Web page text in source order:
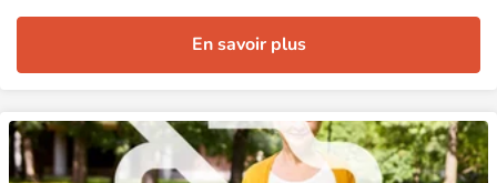
En savoir plus